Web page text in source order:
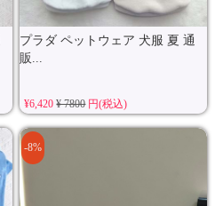
プラダ ペットウェア 犬服 夏 通
販...
¥6,420¥ 7800円(税込)
-8%